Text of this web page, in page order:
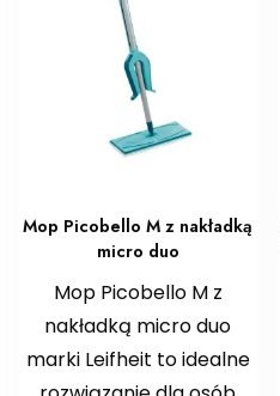
Mop Picobello M z nakładką
micro duo
Mop Picobello M z
nakładką micro duo
marki Leifheit to idealne